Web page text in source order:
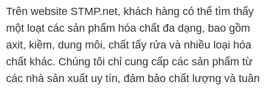
Trên website STMP.net, khách hàng có thể tìm thấy
một loạt các sản phẩm hóa chất đa dạng, bao gồm
axit, kiềm, dung môi, chất tẩy rửa và nhiều loại hóa
chất khác. Chúng tôi chỉ cung cấp các sản phẩm từ
các nhà sản xuất uy tín, đảm bảo chất lượng và tuân